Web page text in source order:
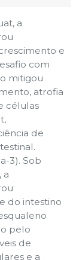
a
e
com
mitigou
atrofia
células
de
3). Sob
a
do intestino
pelo
de
e a